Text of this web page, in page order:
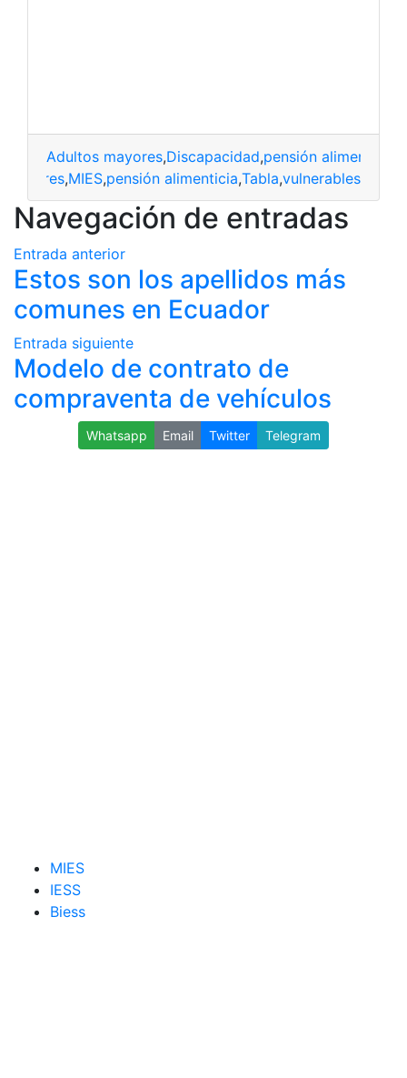
Adultos mayores,Discapacidad,pensión alimenticia
Mayores,MIES,pensión alimenticia,Tabla,vulnerables
Navegación de entradas
Entrada anterior
Estos son los apellidos más
comunes en Ecuador
Entrada siguiente
Modelo de contrato de
compraventa de vehículos
Whatsapp Email Twitter Telegram
MIES
IESS
Biess